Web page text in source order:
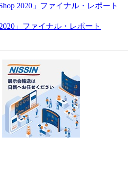
2020」ファイナル・レポート
2020」ファイナル・レポート